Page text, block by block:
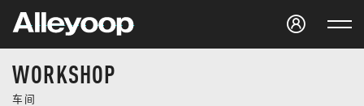
Studio Alleyoop
WORKSHOP
车间